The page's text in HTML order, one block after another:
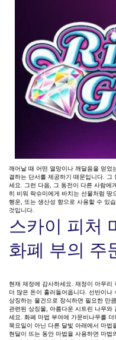
깨어날 때 어떤 열망이나 깨달음을 얻었
결하는 단서를 제공하기 때문입니다. 그
세요. 그런 다음, 그 동전이 다른 사람에
히 비워 락슈미에게 바치는 선물처럼 땅
행운, 또는 생산성 향으로 사용할 수 있
것입니다.
스카이 피처
화폐 부의 주
현재 재정에 감사하세요. 재정이 아무리
더 많은 돈이 흘러들어옵니다. 선반이
상징하는 물건으로 장식하면 필요한 만
관련된 상징물, 아름다운 시트린 나무와
세요. 화폐 마법 부여에 가문비나무를
목요일이 아닌 다른 달빛 아래에서 마법
현달이 뜨는 동안 마법을 사용하면 마법